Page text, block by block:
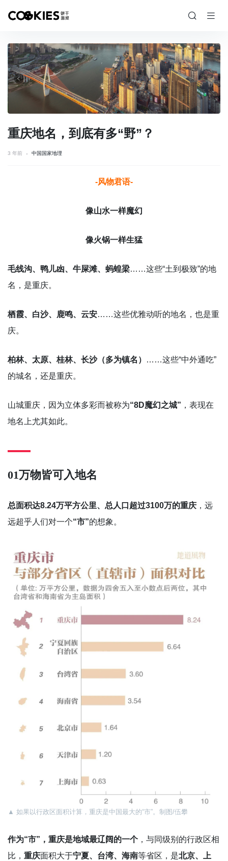
重庆地名，到底有多“野”？
3 年前 中国国家地理
-风物君语-
像山水一样魔幻
像火锅一样生猛
毛线沟、鸭儿凼、牛屎滩、蚂蝗梁……这些“土到极致”的地
名，是重庆。
栖霞、白沙、鹿鸣、云安……这些优雅动听的地名，也是重
庆。
柏林、太原、桂林、长沙（多为镇名）
……这些“中外通吃”
的城名，还是重庆。
山城重庆，因为立体多彩而被称为“8D魔幻之城” ，表现在
地名上尤其如此。
01万物皆可入地名
总面积达8.24万平方公里、总人口超过3100万的重庆 ，远
远超乎人们对一个“市”的想象。
▲ 如果以行政区面积计算，重庆是中国最大的“市”。制图/伍攀
作为“市”，重庆是地域最辽阔的一个 ，与同级别的行政区相
比， 重庆面积大于宁夏、台湾、海南等省区，是北京、上